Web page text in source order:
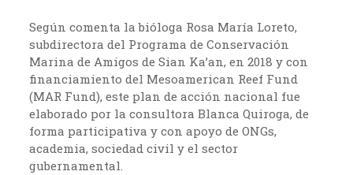
Según comenta la bióloga Rosa María Loreto,
subdirectora del Programa de Conservación
Marina de Amigos de Sian Ka’an, en 2018 y con
financiamiento del Mesoamerican Reef Fund
(MAR Fund), este plan de acción nacional fue
elaborado por la consultora Blanca Quiroga, de
forma participativa y con apoyo de ONGs,
academia, sociedad civil y el sector
gubernamental.